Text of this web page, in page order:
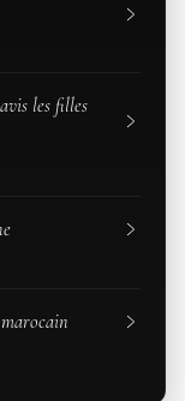
les filles